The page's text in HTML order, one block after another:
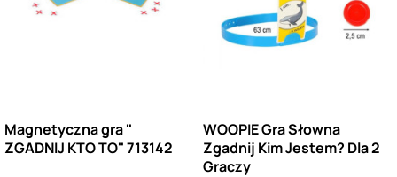
Magnetyczna gra "
ZGADNIJ KTO TO" 713142
WOOPIE Gra Słowna
Zgadnij Kim Jestem? Dla 2
Graczy